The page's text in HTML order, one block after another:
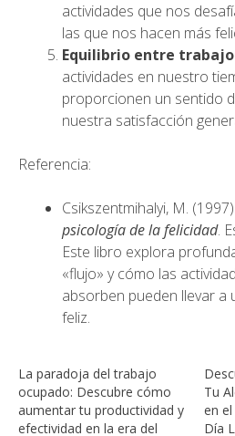
actividades que nos
las que nos hacen más
Equilibrio entre trabajo
actividades en nuestro
proporcionen un sentido
nuestra satisfacción
Referencia:
Csikszentmihalyi, M. (1997).
psicología de la felicidad.
Este libro explora
«flujo» y cómo las
absorben pueden llevar a
feliz.
La paradoja del trabajo
ocupado: Descubre cómo
aumentar tu productividad y
efectividad en la era del
Tu
en
Día